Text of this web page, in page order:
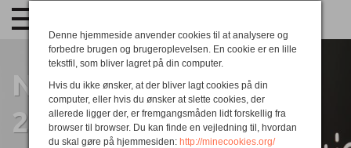
Næste holdstart
27. august 2027
Denne hjemmeside anvender cookies til at analysere og
forbedre brugen og brugeroplevelsen. En cookie er en lille
tekstfil, som bliver lagret på din computer.
Hvis du ikke ønsker, at der bliver lagt cookies på din
computer, eller hvis du ønsker at slette cookies, der
allerede ligger der, er fremgangsmåden lidt forskellig fra
browser til browser. Du kan finde en vejledning til, hvordan
du skal gøre på hjemmesiden: http://minecookies.org/